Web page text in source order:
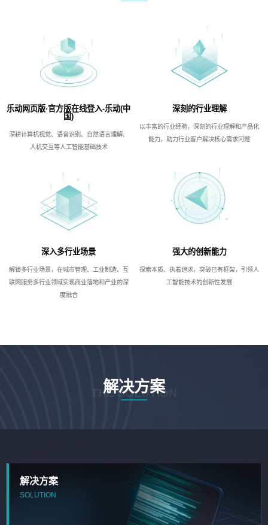
乐动网页版·官方版在线登入-乐动(中
国)
深耕计算机视觉、语音识别、自然语言理解、
人机交互等人工智能基础技术
深刻的行业理解
以丰富的行业经验，深刻的行业理解和产品化
能力，助力行业客户解决核心需求问题
深入多行业场景
解锁多行业场景，在城市管理、工业制造、互
联网服务多行业领域实现商业落地和产业的深
度融合
强大的创新能力
探索本质、执着追求，突破已有框架，引领人
工智能技术的创新性发展
解决方案
THE SOLUTION
解决方案
SOLUTION